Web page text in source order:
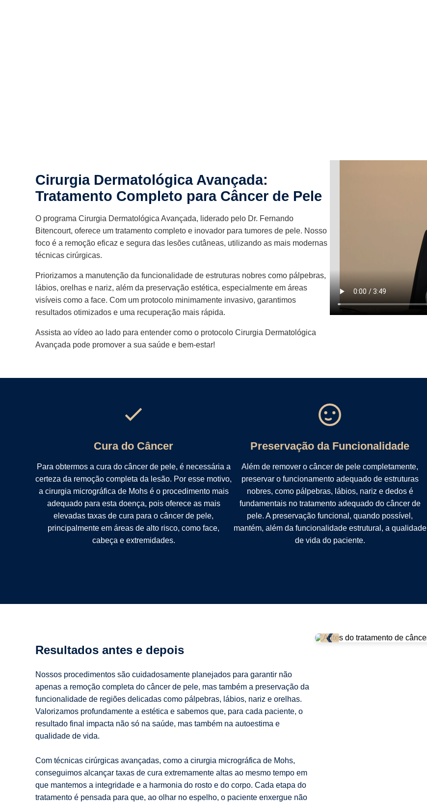
Cirurgia Dermatológica Avançada:
Tratamento Completo para Câncer de Pele
O programa Cirurgia Dermatológica Avançada, liderado pelo Dr. Fernando
Bitencourt, oferece um tratamento completo e inovador para tumores de pele. Nosso
foco é a remoção eficaz e segura das lesões cutâneas, utilizando as mais modernas
técnicas cirúrgicas.
Priorizamos a manutenção da funcionalidade de estruturas nobres como pálpebras,
lábios, orelhas e nariz, além da preservação estética, especialmente em áreas
visíveis como a face. Com um protocolo minimamente invasivo, garantimos
resultados otimizados e uma recuperação mais rápida.
Assista ao vídeo ao lado para entender como o protocolo Cirurgia Dermatológica
Avançada pode promover a sua saúde e bem-estar!
Cura do Câncer
Para obtermos a cura do câncer de pele, é necessária a
certeza da remoção completa da lesão. Por esse motivo,
a cirurgia micrográfica de Mohs é o procedimento mais
adequado para esta doença, pois oferece as mais
elevadas taxas de cura para o câncer de pele,
principalmente em áreas de alto risco, como face,
cabeça e extremidades.
Preservação da Funcionalidade
Além de remover o câncer de pele completamente,
preservar o funcionamento adequado de estruturas
nobres, como pálpebras, lábios, nariz e dedos é
fundamentais no tratamento adequado do câncer de
pele. A preservação funcional, quando possível,
mantém, além da funcionalidade estrutural, a qualidade
de vida do paciente.
Resultados antes e depois
Nossos procedimentos são cuidadosamente planejados para garantir não
apenas a remoção completa do câncer de pele, mas também a preservação da
funcionalidade de regiões delicadas como pálpebras, lábios, nariz e orelhas.
Valorizamos profundamente a estética e sabemos que, para cada paciente, o
resultado final impacta não só na saúde, mas também na autoestima e
qualidade de vida.
Com técnicas cirúrgicas avançadas, como a cirurgia micrográfica de Mohs,
conseguimos alcançar taxas de cura extremamente altas ao mesmo tempo em
que mantemos a integridade e a harmonia do rosto e do corpo. Cada etapa do
tratamento é pensada para que, ao olhar no espelho, o paciente enxergue não
❮